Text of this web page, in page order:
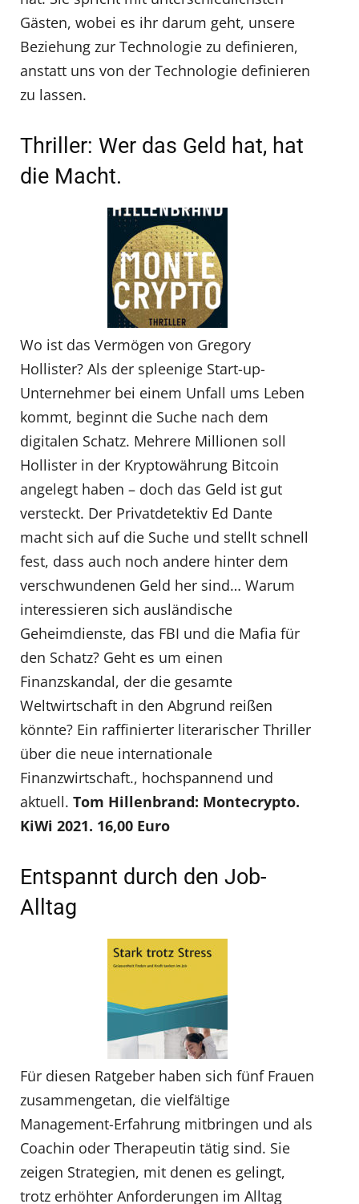
Gästen, wobei es ihr darum geht, unsere
Beziehung zur Technologie zu definieren,
anstatt uns von der Technologie definieren
zu lassen.
Thriller: Wer das Geld hat, hat
die Macht.
Wo ist das Vermögen von Gregory
Hollister? Als der spleenige Start-up-
Unternehmer bei einem Unfall ums Leben
kommt, beginnt die Suche nach dem
digitalen Schatz. Mehrere Millionen soll
Hollister in der Kryptowährung Bitcoin
angelegt haben – doch das Geld ist gut
versteckt. Der Privatdetektiv Ed Dante
macht sich auf die Suche und stellt schnell
fest, dass auch noch andere hinter dem
verschwundenen Geld her sind… Warum
interessieren sich ausländische
Geheimdienste, das FBI und die Mafia für
den Schatz? Geht es um einen
Finanzskandal, der die gesamte
Weltwirtschaft in den Abgrund reißen
könnte? Ein raffinierter literarischer Thriller
über die neue internationale
Finanzwirtschaft., hochspannend und
aktuell. Tom Hillenbrand: Montecrypto.
KiWi 2021. 16,00 Euro
Entspannt durch den Job-
Alltag
Für diesen Ratgeber haben sich fünf Frauen
zusammengetan, die vielfältige
Management-Erfahrung mitbringen und als
Coachin oder Therapeutin tätig sind. Sie
zeigen Strategien, mit denen es gelingt,
trotz erhöhter Anforderungen im Alltag